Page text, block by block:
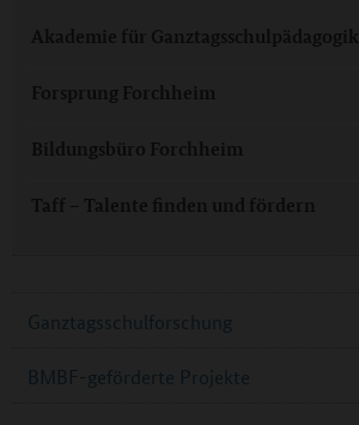
Akademie für Ganztagsschulpädagogik
Forsprung Forchheim
Bildungsbüro Forchheim
Taff – Talente finden und fördern
Ganztagsschulforschung
BMBF-geförderte Projekte